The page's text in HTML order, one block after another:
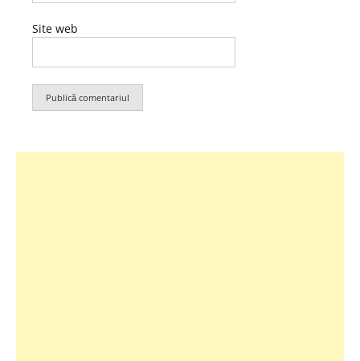
Site web